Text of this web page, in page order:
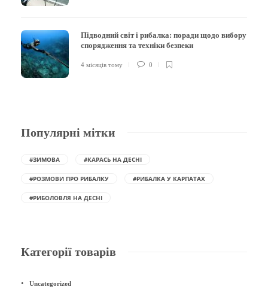
Підводний світ і рибалка: поради щодо вибору
спорядження та техніки безпеки
4 місяців тому 0
Популярні мітки
#ЗИМОВА #КАРАСЬ НА ДЕСНІ
#РОЗМОВИ ПРО РИБАЛКУ #РИБАЛКА У КАРПАТАХ
#РИБОЛОВЛЯ НА ДЕСНІ
Категорії товарів
Uncategorized